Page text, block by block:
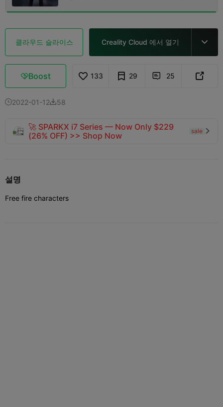
클라우드 슬라이스 Creality Cloud 에서 열기 
Boost 133 29  25 
2022-01-1258
🚀 SPARKX i7 Series — Now Only $229
(26% OFF) >> Shop Now
sale 
설명
Free fire characters